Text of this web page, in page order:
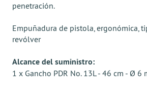
penetración.
Empuñadura de pistola, ergonómica,
revólver
Alcance del suministro:
1 x Gancho PDR No. 13L - 46 cm - Ø 6